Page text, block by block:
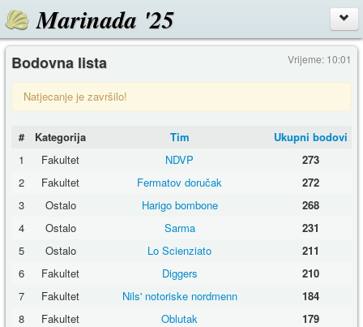
Marinada '25
Vrijeme: 10:01
Bodovna lista
Natjecanje je završilo!
# Kategorija Tim
Ukupni bodovi
1
Fakultet NDVP
273
2
Fakultet Fermatov doručak
272
3
Ostalo Harigo bombone
268
4
Ostalo Sarma
231
5
Ostalo Lo Scienziato
211
6
Fakultet Diggers
210
7
Fakultet Nils' notoriske nordmenn
184
8
Fakultet Oblutak
179